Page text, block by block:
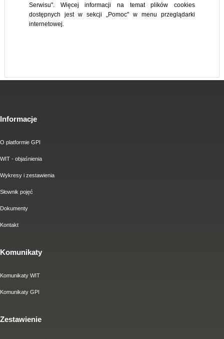
Serwisu". Więcej informacji na temat plików cookies
dostępnych jest w sekcji „Pomoc" w menu przeglądarki
internetowej.
Informacje
O platformie GPI
WIT - objaśnienia
Wykresy i zestawienia
Słownik pojęć
Dokumenty
Kontakt
Komunikaty
Komunikaty WIT
Komunikaty GPI
Zestawienie